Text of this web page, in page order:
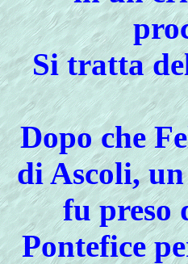
Si tratta
Dopo che
di Ascoli,
fu preso
Pontefice